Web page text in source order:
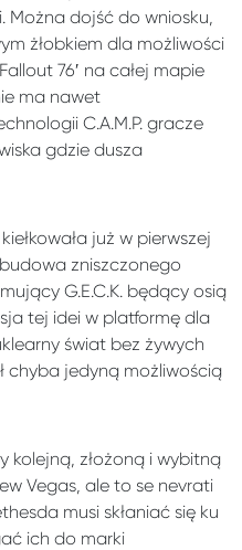
Można dojść do wniosku,
żłobkiem dla możliwości
76′ na całej mapie
ma nawet
C.A.M.P. gracze
gdzie dusza
już w pierwszej
zniszczonego
G.E.C.K. będący osią
tej idei w platformę dla
świat bez żywych
chyba jedyną możliwością
kolejną, złożoną i wybitną
Vegas, ale to se nevrati
musi skłaniać się ku
ich do marki